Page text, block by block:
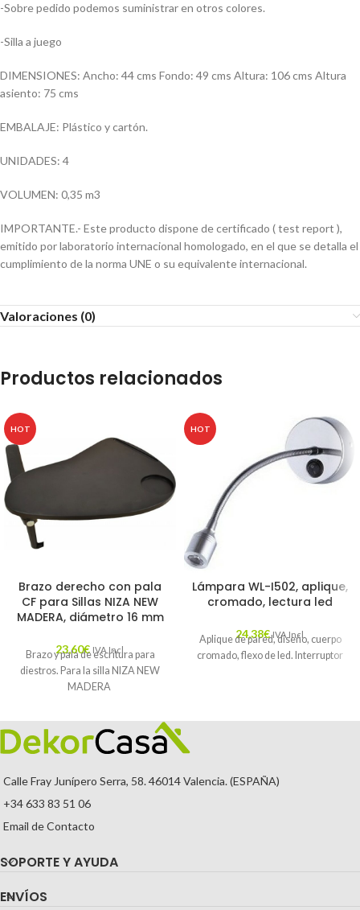
-Sobre pedido podemos suministrar en otros colores.
-Silla a juego
DIMENSIONES: Ancho: 44 cms Fondo: 49 cms Altura: 106 cms Altura
asiento: 75 cms
EMBALAJE: Plástico y cartón.
UNIDADES: 4
VOLUMEN: 0,35 m3
IMPORTANTE.- Este producto dispone de certificado ( test report ),
emitido por laboratorio internacional homologado, en el que se detalla el
cumplimiento de la norma UNE o su equivalente internacional.
Valoraciones (0)
Productos relacionados
HOT
Brazo derecho con pala
CF para Sillas NIZA NEW
MADERA, diámetro 16 mm
23,60€ IVA Incl.
Brazo y pala de escritura para
diestros. Para la silla NIZA NEW
MADERA
HOT
Lámpara WL-I502, aplique,
cromado, lectura led
24,38€ IVA Incl.
Aplique de pared, diseño, cuerpo
cromado, flexo de led. Interruptor
Calle Fray Junípero Serra, 58. 46014 Valencia. (ESPAÑA)
+34 633 83 51 06
Email de Contacto
SOPORTE Y AYUDA
ENVÍOS